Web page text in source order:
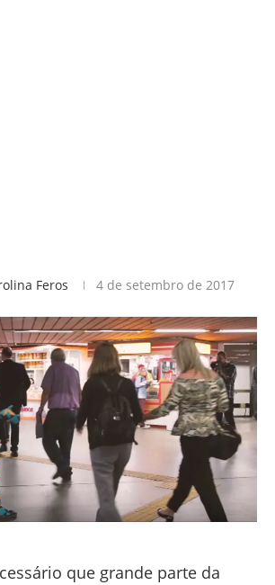
Feros 4 de setembro de 2017
que grande parte da